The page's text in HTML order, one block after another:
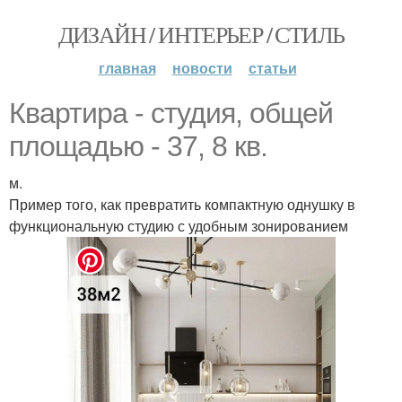
ДИЗАЙН / ИНТЕРЬЕР / СТИЛЬ
главная новости статьи
Квартира - студия, общей
площадью - 37, 8 кв.
м.
Пример того, как превратить компактную однушку в
функциональную студию с удобным зонированием